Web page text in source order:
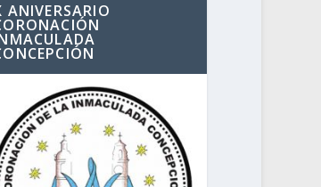
ANIVERSARIO